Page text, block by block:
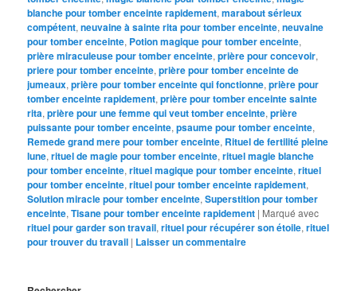
blanche pour tomber enceinte rapidement,marabout sérieux
compétent,neuvaine à sainte rita pour tomber enceinte,neuvaine
pour tomber enceinte, Potion magique pour tomber enceinte,
prière miraculeuse pour tomber enceinte,prière pour concevoir,
priere pour tomber enceinte,prière pour tomber enceinte de
jumeaux,prière pour tomber enceinte qui fonctionne,prière pour
tomber enceinte rapidement,prière pour tomber enceinte sainte
rita,prière pour une femme qui veut tomber enceinte,prière
puissante pour tomber enceinte,psaume pour tomber enceinte,
Remede grand mere pour tomber enceinte, Rituel de fertilité pleine
lune,rituel de magie pour tomber enceinte,rituel magie blanche
pour tomber enceinte,rituel magique pour tomber enceinte,rituel
pour tomber enceinte,rituel pour tomber enceinte rapidement,
Solution miracle pour tomber enceinte,Superstition pour tomber
enceinte,Tisane pour tomber enceinte rapidement | Marqué avec
rituel pour garder son travail,rituel pour récupérer son étoile,rituel
pour trouver du travail | Laisser un commentaire